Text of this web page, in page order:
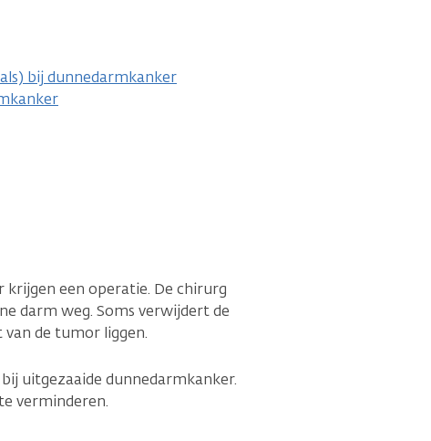
bij dunnedarmkanker
een operatie. De chirurg
darm weg. Soms verwijdert de
de tumor liggen.
uitgezaaide dunnedarmkanker.
verminderen.